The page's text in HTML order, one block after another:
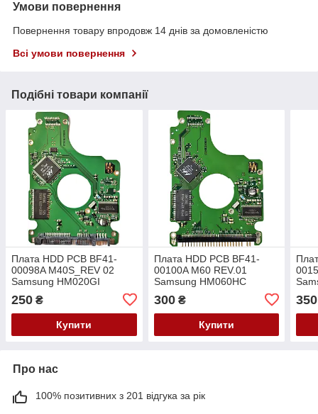
Умови повернення
Повернення товару впродовж 14 днів за домовленістю
Всі умови повернення
Подібні товари компанії
Плата HDD PCB BF41-
00098A M40S_REV 02
Samsung HM020GI
HM080JI
250 ₴
Купити
Плата HDD PCB BF41-
00100A M60 REV.01
Samsung HM060HC
HM120JC
300₴
Купити
350
Про нас
100% позитивних з 201 відгука за рік